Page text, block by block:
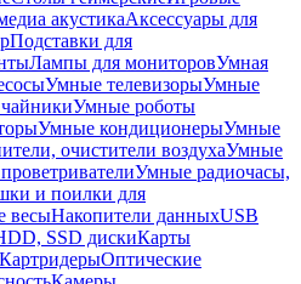
акустикаАксессуары для
Подставки для
Лампы для мониторовУмная
Умные телевизорыУмные
Умные роботы
Умные кондиционерыУмные
очистители воздухаУмные
Умные радиочасы,
и поилки для
весыНакопители данныхUSB
SSD дискиКарты
КартридерыОптические